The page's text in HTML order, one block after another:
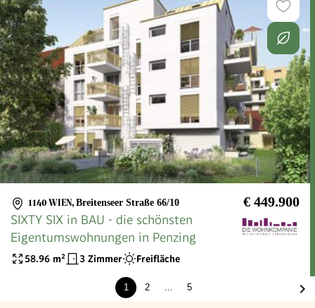
1140 WIEN, Breitenseer Straße 66/10 € 449.900
SIXTY SIX in BAU - die schönsten
Eigentumswohnungen in Penzing
58.96 m² 3 Zimmer Freifläche
1 2 … 5